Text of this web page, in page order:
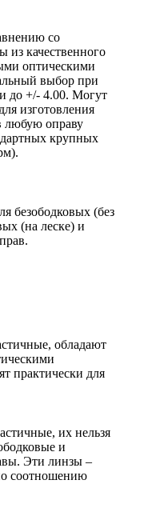
со
из качественного
оптическими
выбор при
до +/- 4.00. Могут
изготовления
любую оправу
крупных
безободковых (без
(на леске) и
обладают
практически для
их нельзя
и
Эти линзы –
соотношению